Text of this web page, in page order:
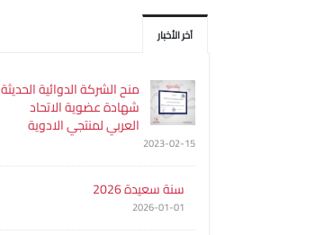
آخر الأخبار
منح الشركة الدوائية الحديثة
شهادة عضوية الاتحاد
العربي لمنتجي الادوية
2023-02-15
سنة سعيدة 2026
2026-01-01